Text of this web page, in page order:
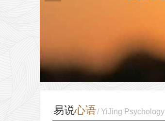
易说心语/ YiJing Psychology